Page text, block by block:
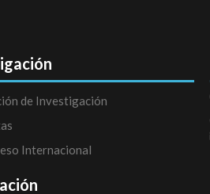
de Investigación
Internacional